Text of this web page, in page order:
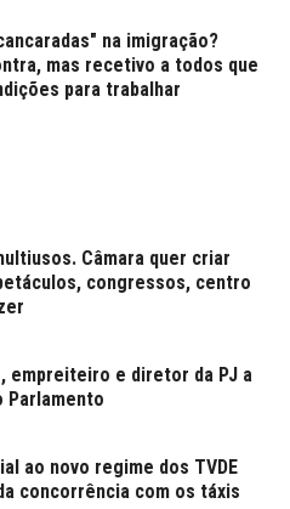
na imigração?
mas recetivo a todos que
para trabalhar
Câmara quer criar
congressos, centro
empreiteiro e diretor da PJ a
ao novo regime dos TVDE
concorrência com os táxis